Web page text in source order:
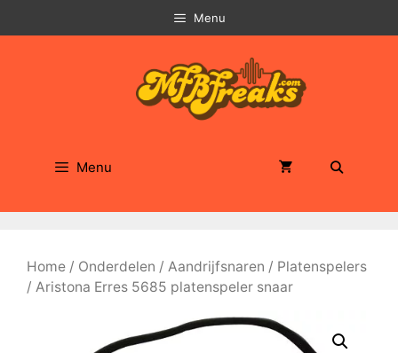
naar
Menu
Menu
Home / Onderdelen / Aandrijfsnaren / Platenspelers
/ Aristona Erres 5685 platenspeler snaar